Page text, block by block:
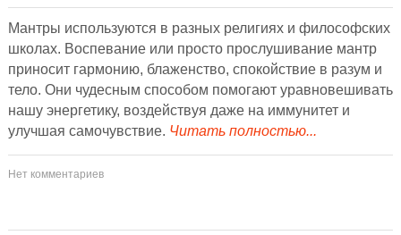
Мантры используются в разных религиях и философских
школах. Воспевание или просто прослушивание мантр
приносит гармонию, блаженство, спокойствие в разум и
тело. Они чудесным способом помогают уравновешивать
нашу энергетику, воздействуя даже на иммунитет и
улучшая самочувствие. Читать полностью...
Нет комментариев